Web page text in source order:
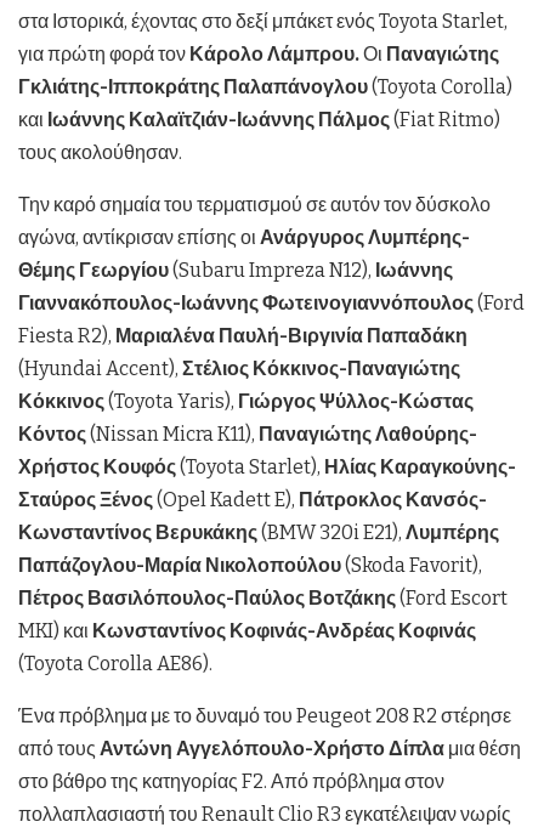
στα Ιστορικά, έχοντας στο δεξί μπάκετ ενός Toyota Starlet,
για πρώτη φορά τον Κάρολο Λάμπρου.Οι Παναγιώτης
Γκλιάτης-Ιπποκράτης Παλαπάνογλου(Toyota Corolla)
και Ιωάννης Καλαϊτζιάν-Ιωάννης Πάλμος(Fiat Ritmo)
τους ακολούθησαν.
Την καρό σημαία του τερματισμού σε αυτόν τον δύσκολο
αγώνα, αντίκρισαν επίσης οι Ανάργυρος Λυμπέρης-
Θέμης Γεωργίου(Subaru Impreza N12), Ιωάννης
Γιαννακόπουλος-Ιωάννης Φωτεινογιαννόπουλος(Ford
Fiesta R2), Μαριαλένα Παυλή-Βιργινία Παπαδάκη
(Hyundai Accent), Στέλιος Κόκκινος-Παναγιώτης
Κόκκινος(Toyota Yaris), Γιώργος Ψύλλος-Κώστας
Κόντος(Nissan Micra K11), Παναγιώτης Λαθούρης-
Χρήστος Κουφός(Toyota Starlet), Ηλίας Καραγκούνης-
Σταύρος Ξένος(Opel Kadett E), Πάτροκλος Κανσός-
Κωνσταντίνος Βερυκάκης(BMW 320i E21), Λυμπέρης
Παπάζογλου-Μαρία Νικολοπούλου(Skoda Favorit),
Πέτρος Βασιλόπουλος-Παύλος Βοτζάκης(Ford Escort
MKI) και Κωνσταντίνος Κοφινάς-Ανδρέας Κοφινάς
(Toyota Corolla AE86).
Ένα πρόβλημα με το δυναμό του Peugeot 208 R2 στέρησε
από τους Αντώνη Αγγελόπουλο-Χρήστο Δίπλα μια θέση
στο βάθρο της κατηγορίας F2. Από πρόβλημα στον
πολλαπλασιαστή του Renault Clio R3 εγκατέλειψαν νωρίς